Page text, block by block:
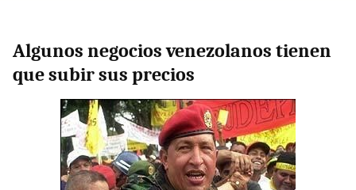
Algunos negocios venezolanos tienen
que subir sus precios